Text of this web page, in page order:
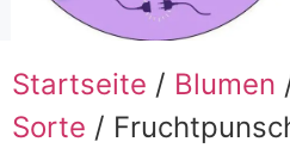
Startseite / Blumen
Sorte /